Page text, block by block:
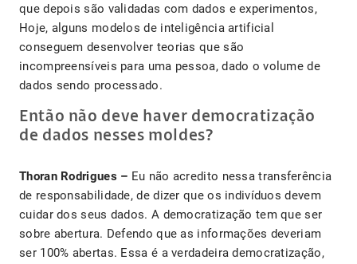
que depois são validadas com dados e experimentos,
Hoje, alguns modelos de inteligência artificial
conseguem desenvolver teorias que são
incompreensíveis para uma pessoa, dado o volume de
dados sendo processado.
Então não deve haver democratização
de dados nesses moldes?
Thoran Rodrigues – Eu não acredito nessa transferência
de responsabilidade, de dizer que os indivíduos devem
cuidar dos seus dados. A democratização tem que ser
sobre abertura. Defendo que as informações deveriam
ser 100% abertas. Essa é a verdadeira democratização,